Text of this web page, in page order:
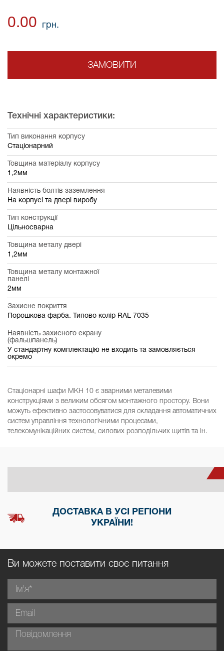
0.00 грн.
ЗАМОВИТИ
Технічні характеристики:
Тип виконання корпусу
Стаціонарний
Товщина матеріалу корпусу
1,2мм
Наявність болтів заземлення
На корпусі та двері виробу
Тип конструкції
Цільносварна
Товщина металу двері
1,2мм
Товщина металу монтажної
панелі
2мм
Захисне покриття
Порошкова фарба. Типово колір RAL 7035
Наявність захисного екрану
(фальшпанель)
У стандартну комплектацію не входить та замовляється
окремо
Стаціонарні шафи МКН 10 є зварними металевими
конструкціями з великим обсягом монтажного простору. Вони
можуть ефективно застосовуватися для складання автоматичних
систем управління технологічними процесами,
телекомунікаційних систем, силових розподільчих щитів та ін.
ДОСТАВКА В УСІ РЕГІОНИ
УКРАЇНИ!
Ви можете поставити своє питання